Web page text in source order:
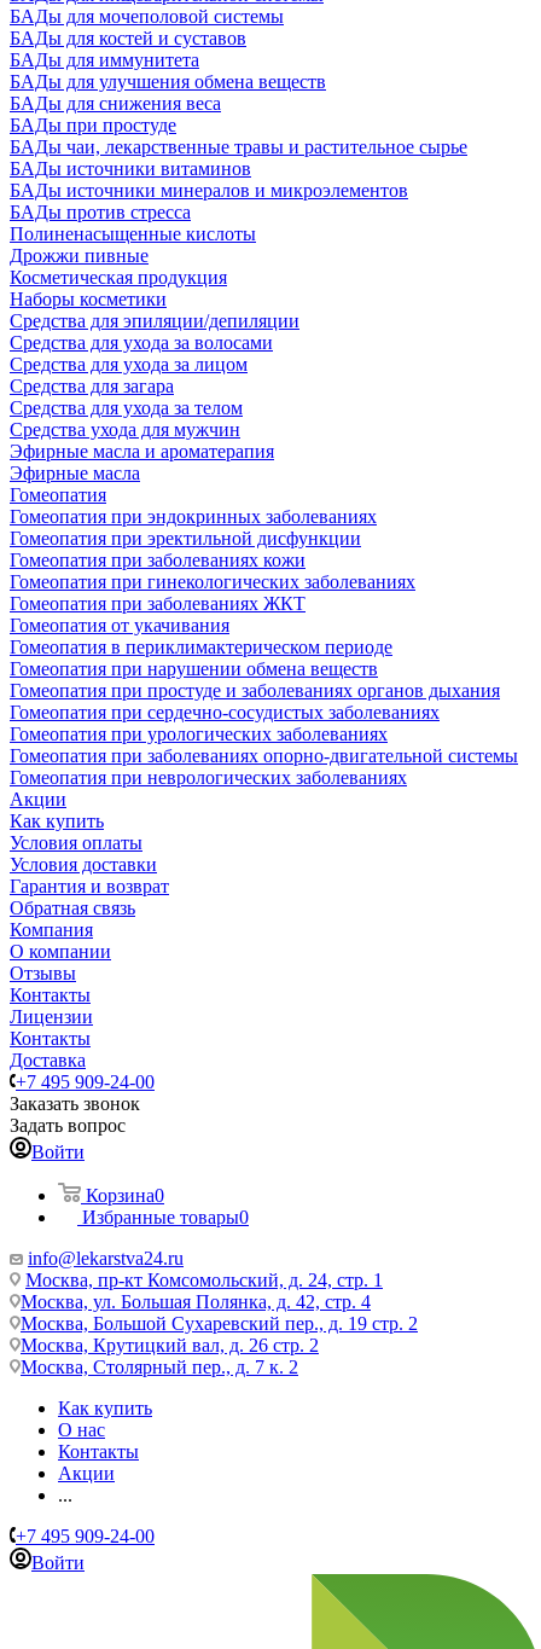
БАДы для мочеполовой системы
БАДы для костей и суставов
БАДы для иммунитета
БАДы для улучшения обмена веществ
БАДы для снижения веса
БАДы при простуде
БАДы чаи, лекарственные травы и растительное сырье
БАДы источники витаминов
БАДы источники минералов и микроэлементов
БАДы против стресса
Полиненасыщенные кислоты
Дрожжи пивные
Косметическая продукция
Наборы косметики
Средства для эпиляции/депиляции
Средства для ухода за волосами
Средства для ухода за лицом
Средства для загара
Средства для ухода за телом
Средства ухода для мужчин
Эфирные масла и ароматерапия
Эфирные масла
Гомеопатия
Гомеопатия при эндокринных заболеваниях
Гомеопатия при эректильной дисфункции
Гомеопатия при заболеваниях кожи
Гомеопатия при гинекологических заболеваниях
Гомеопатия при заболеваниях ЖКТ
Гомеопатия от укачивания
Гомеопатия в периклимактерическом периоде
Гомеопатия при нарушении обмена веществ
Гомеопатия при простуде и заболеваниях органов дыхания
Гомеопатия при сердечно-сосудистых заболеваниях
Гомеопатия при урологических заболеваниях
Гомеопатия при заболеваниях опорно-двигательной системы
Гомеопатия при неврологических заболеваниях
Акции
Как купить
Условия оплаты
Условия доставки
Гарантия и возврат
Обратная связь
Компания
О компании
Отзывы
Контакты
Лицензии
Контакты
Доставка
+7 495 909-24-00
Заказать звонок
Задать вопрос
Войти
Корзина0
Избранные товары0
info@lekarstva24.ru
Москва, пр-кт Комсомольский, д. 24, стр. 1
Москва, ул. Большая Полянка, д. 42, стр. 4
Москва, Большой Сухаревский пер., д. 19 стр. 2
Москва, Крутицкий вал, д. 26 стр. 2
Москва, Столярный пер., д. 7 к. 2
Как купить
О нас
Контакты
Акции
...
+7 495 909-24-00
Войти